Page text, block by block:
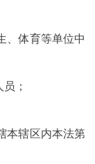
、体育等单位中
；
本辖区内本法第